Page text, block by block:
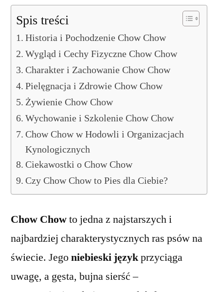
Spis treści
Historia i Pochodzenie Chow Chow
Wygląd i Cechy Fizyczne Chow Chow
Charakter i Zachowanie Chow Chow
Pielęgnacja i Zdrowie Chow Chow
Żywienie Chow Chow
Wychowanie i Szkolenie Chow Chow
Chow Chow w Hodowli i Organizacjach
Kynologicznych
Ciekawostki o Chow Chow
Czy Chow Chow to Pies dla Ciebie?
Chow Chowto jedna z najstarszych i
najbardziej charakterystycznych ras psów na
świecie. Jegoniebieski językprzyciąga
uwagę, a gęsta, bujna sierść –